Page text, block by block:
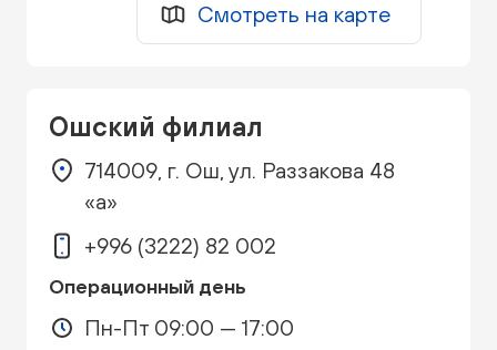
Смотреть на карте
Ошский филиал
714009, г. Ош, ул. Раззакова 48
«а»
+996 (3222) 82 002
Операционный день
Пн-Пт 09:00 — 17:00